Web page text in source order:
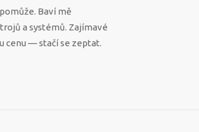
Baví mě
a systémů. Zajímavé
cenu — stačí se zeptat.